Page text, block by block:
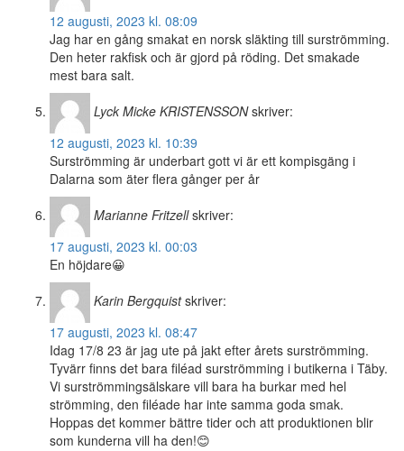
12 augusti, 2023 kl. 08:09
Jag har en gång smakat en norsk släkting till surströmming.
Den heter rakfisk och är gjord på röding. Det smakade
mest bara salt.
Lyck Micke KRISTENSSON skriver:
12 augusti, 2023 kl. 10:39
Surströmming är underbart gott vi är ett kompisgäng i
Dalarna som äter flera gånger per år
Marianne Fritzell skriver:
17 augusti, 2023 kl. 00:03
En höjdare😀
Karin Bergquist skriver:
17 augusti, 2023 kl. 08:47
Idag 17/8 23 är jag ute på jakt efter årets surströmming.
Tyvärr finns det bara filéad surströmming i butikerna i Täby.
Vi surströmmingsälskare vill bara ha burkar med hel
strömming, den filéade har inte samma goda smak.
Hoppas det kommer bättre tider och att produktionen blir
som kunderna vill ha den!😊